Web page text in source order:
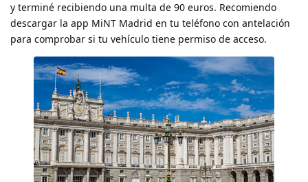
y terminé recibiendo una multa de 90 euros. Recomiendo
descargar la app MiNT Madrid en tu teléfono con antelación
para comprobar si tu vehículo tiene permiso de acceso.